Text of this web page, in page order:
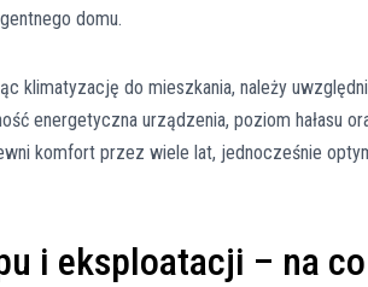
domu.
klimatyzację do mieszkania, należy
energetyczna urządzenia, poziom hałasu
komfort przez wiele lat, jednocześnie
i eksploatacji – na